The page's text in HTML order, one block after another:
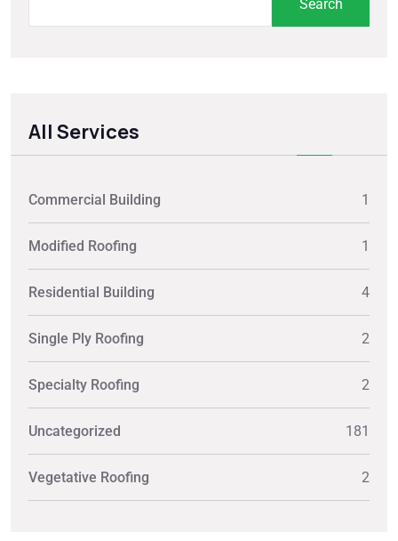
Search
All Services
Commercial Building 1
Modified Roofing 1
Residential Building 4
Single Ply Roofing 2
Specialty Roofing 2
Uncategorized 181
Vegetative Roofing 2